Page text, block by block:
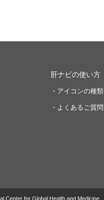
肝ナビの使い方
・アイコンの種類
・よくあるご質問
Center for Global Health and Medicine.